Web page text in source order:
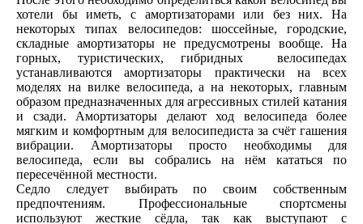
хотели бы иметь, с амортизаторами или без них. На
некоторых типах велосипедов: шоссейные, городские,
складные амортизаторы не предусмотрены вообще. На
горных, туристических, гибридных велосипедах
устанавливаются амортизаторы практически на всех
моделях на вилке велосипеда, а на некоторых, главным
образом предназначенных для агрессивных стилей катания
и сзади. Амортизаторы делают ход велосипеда более
мягким и комфортным для велосипедиста за счёт гашения
вибрации. Амортизаторы просто необходимы для
велосипеда, если вы собрались на нём кататься по
пересечённой местности.
Седло следует выбирать по своим собственным
предпочтениям. Профессиональные спортсмены
используют жесткие сёдла, так как выступают с